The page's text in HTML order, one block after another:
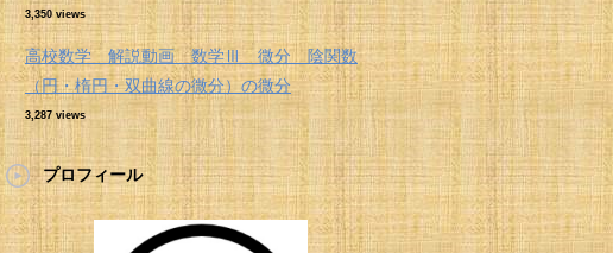
3,350 views
高校数学 解説動画 数学Ⅲ 微分 陰関数
（円・楕円・双曲線の微分）の微分
3,287 views
プロフィール